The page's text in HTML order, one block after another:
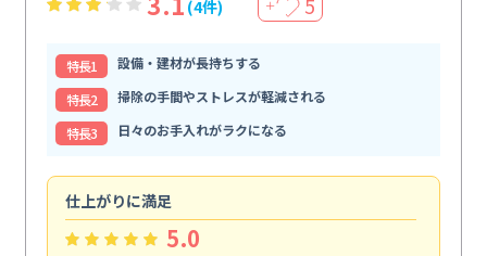
(4件) ＋ 5
特⻑1
設備・建材が長持ちする
特⻑2
掃除の手間やストレスが軽減される
特⻑3
日々のお手入れがラクになる
仕上がりに満足
5.0